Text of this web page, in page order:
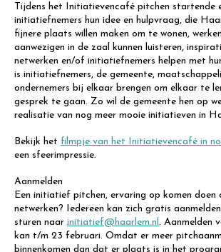
Tijdens het Initiatievencafé pitchen startende
initiatiefnemers hun idee en hulpvraag, die
fijnere plaats willen maken om te wonen,
aanwezigen in de zaal kunnen luisteren,
netwerken en/of initiatiefnemers helpen met
is initiatiefnemers, de gemeente,
ondernemers bij elkaar brengen om elkaar te
gesprek te gaan. Zo wil de gemeente hen op
realisatie van nog meer mooie initiatieven in
Bekijk het filmpje van het Initiatievencafé in
een sfeerimpressie.
Aanmelden
Een initiatief pitchen, ervaring op komen doen
netwerken? Iedereen kan zich gratis
sturen naar initiatief@haarlem.nl . Aanmelden
kan t/m 23 februari. Omdat er meer
binnenkomen dan dat er plaats is in het